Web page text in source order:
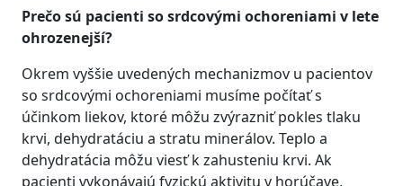
Prečo sú pacienti so srdcovými ochoreniami v lete
ohrozenejší?
Okrem vyššie uvedených mechanizmov u pacientov
so srdcovými ochoreniami musíme počítať s
účinkom liekov, ktoré môžu zvýrazniť pokles tlaku
krvi, dehydratáciu a stratu minerálov. Teplo a
dehydratácia môžu viesť k zahusteniu krvi. Ak
pacienti vykonávajú fyzickú aktivitu v horúčave,